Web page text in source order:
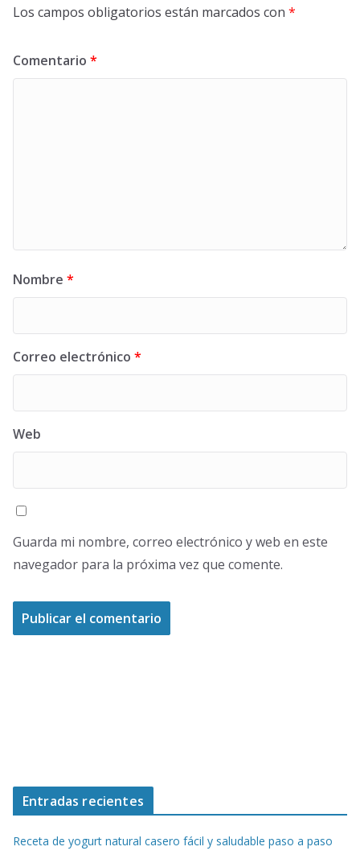
Los campos obligatorios están marcados con *
Comentario *
Nombre *
Correo electrónico *
Web
Guarda mi nombre, correo electrónico y web en este
navegador para la próxima vez que comente.
Entradas recientes
Receta de yogurt natural casero fácil y saludable paso a paso